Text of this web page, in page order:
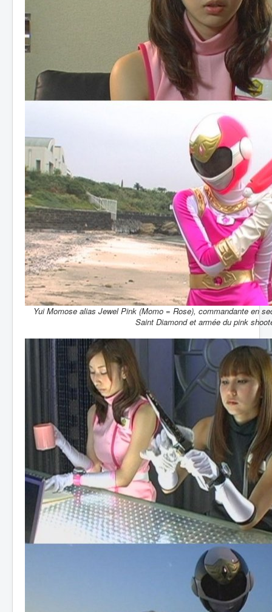
Yui Momose alias Jewel Pink (Momo = Rose), commandante en
Saint Diamond et armée du pink